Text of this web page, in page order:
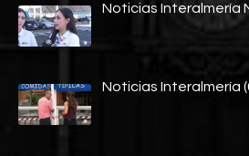
Noticias Interalmería
Noticias Interalmería